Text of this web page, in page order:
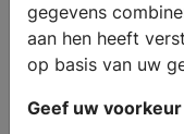
gegevens
aan hen heeft
op basis van uw
Geef uw voorkeur